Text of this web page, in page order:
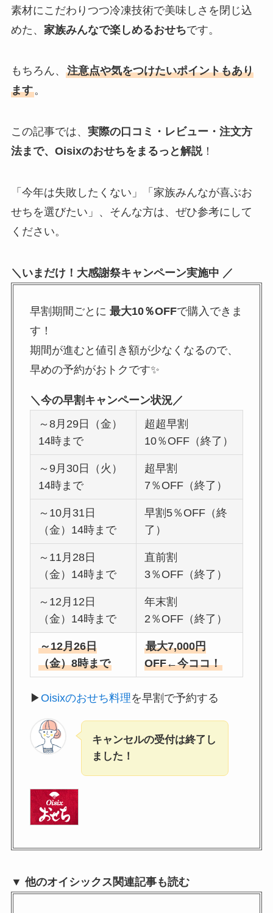
素材にこだわりつつ冷凍技術で美味しさを閉じ込
めた、 家族みんなで楽しめるおせちです。
もちろん、 注意点や気をつけたいポイントもあり
ます。
この記事では、 実際の口コミ・レビュー・注文方
法まで、Oisixのおせちをまるっと解説！
「今年は失敗したくない」「家族みんなが喜ぶお
せちを選びたい」、そんな方は、ぜひ参考にして
ください。
＼いまだけ！大感謝祭キャンペーン実施中 ／
早割期間ごとに 最大10％OFFで購入できま
す！
期間が進むと値引き額が少なくなるので、
早めの予約がおトクです✨
＼今の早割キャンペーン状況／
～8月29日（金）
14時まで
超超早割
10％OFF（終了）
～9月30日（火）
14時まで
超早割
7％OFF（終了）
～10月31日
（金）14時まで
早割5％OFF（終
了）
～11月28日
（金）14時まで
直前割
3％OFF（終了）
～12月12日
（金）14時まで
年末割
2％OFF（終了）
～12月26日
（金）8時まで
最大7,000円
OFF←今ココ！
▶Oisixのおせち料理を早割で予約する
キャンセルの受付は終了し
ました！
▼ 他のオイシックス関連記事も読む